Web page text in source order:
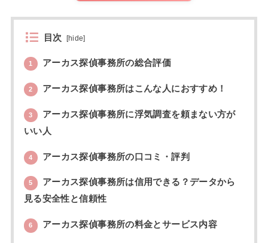
目次 [hide]
1 アーカス探偵事務所の総合評価
2 アーカス探偵事務所はこんな人におすすめ！
3
アーカス探偵事務所に浮気調査を頼まない方が
いい人
4 アーカス探偵事務所の口コミ・評判
5
アーカス探偵事務所は信用できる？データから
見る安全性と信頼性
6 アーカス探偵事務所の料金とサービス内容